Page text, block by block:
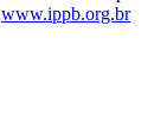
www.ippb.org.br